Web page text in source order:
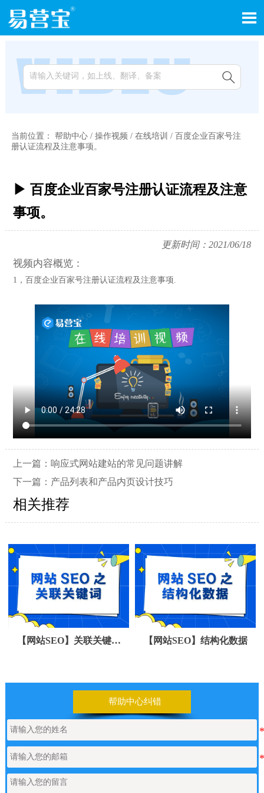


当前位置： 帮助中心/ 操作视频 / 在线培训 / 百度企业百家号注
册认证流程及注意事项。
▶ 百度企业百家号注册认证流程及注意
事项。
更新时间：2021/06/18
视频内容概览：
1，百度企业百家号注册认证流程及注意事项.
上一篇： 响应式网站建站的常见问题讲解
下一篇： 产品列表和产品内页设计技巧
相关推荐
【网站SEO】关联关键词
【网站SEO】结构化数据
帮助中心纠错